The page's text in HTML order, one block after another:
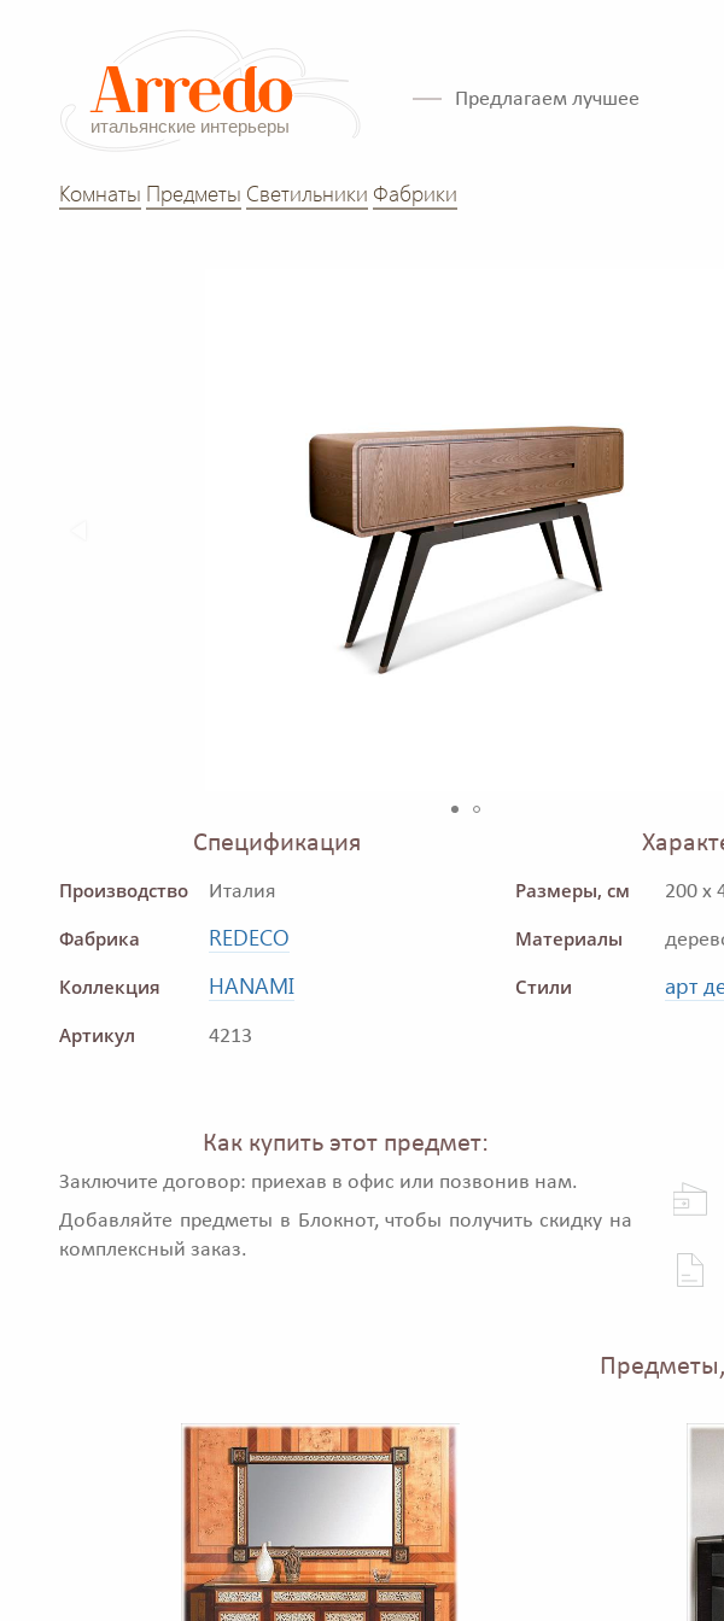
Предлагаем лучшее
Комнаты Предметы Светильники Фабрики
Спецификация
Производство Италия
Фабрика REDECO
Коллекция HANAMI
Артикул 4213
Размеры, см 200 x
Материалы
Стили арт
Как купить этот предмет:
Заключите договор: приехав в офис или позвонив нам.
Добавляйте предметы в Блокнот, чтобы получить скидку на
комплексный заказ.